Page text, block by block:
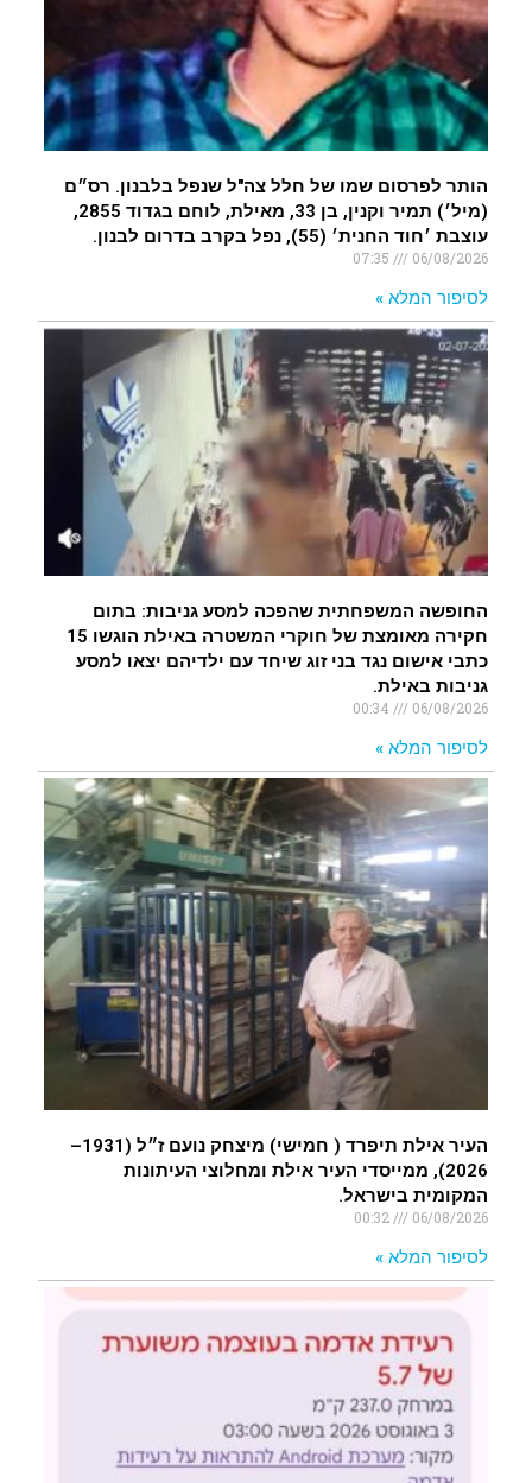
הותר לפרסום שמו של חלל צה"ל שנפל בלבנון. רס״ם
(מיל׳) תמיר וקנין, בן 33, מאילת, לוחם בגדוד 2855,
עוצבת ׳חוד החנית׳ (55), נפל בקרב בדרום לבנון.
06/08/2026
לסיפור המלא »
החופשה המשפחתית שהפכה למסע גניבות: בתום
חקירה מאומצת של חוקרי המשטרה באילת הוגשו 15
כתבי אישום נגד בני זוג שיחד עם ילדיהם יצאו למסע
גניבות באילת.
06/08/2026
לסיפור המלא »
העיר אילת תיפרד ( חמישי) מיצחק נועם ז״ל (1931–
2026), ממייסדי העיר אילת ומחלוצי העיתונות
המקומית בישראל.
06/08/2026
00:32
לסיפור המלא »